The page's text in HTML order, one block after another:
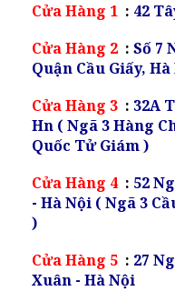
Cửa Hàng 1 : 42
Cửa Hàng 2 : Số 7
Quận Cầu Giấy,
Cửa Hàng 3 : 32A
Hn ( Ngã 3 Hàng
Quốc Tử Giám )
Cửa Hàng 4 : 52
- Hà Nội ( Ngã 3
)
Cửa Hàng 5 : 27
Xuân - Hà Nội